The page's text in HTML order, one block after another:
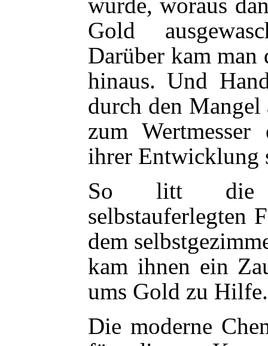
Gold
Darüber kam man
hinaus. Und
durch den
zum
ihrer Entwicklung
So litt die
selbstauferlegten
dem
kam ihnen ein
ums Gold zu Hilfe.
Die moderne